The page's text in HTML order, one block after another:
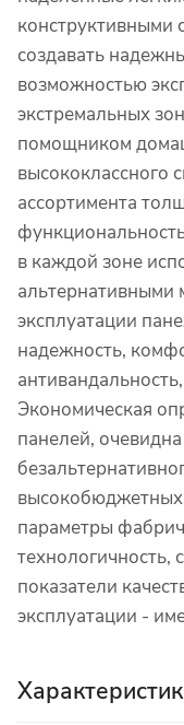
конструктивными
создавать
возможностью
экстремальных
помощником
высококлассного
ассортимента
в каждой зоне
альтернативными
эксплуатации
надежность,
Экономическая
панелей,
высокобюджетных
параметры
технологичность,
показатели
эксплуатации -